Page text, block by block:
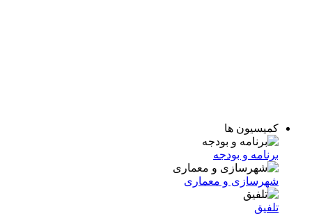
کمیسیون ها
برنامه و بودجه
شهرسازی و معماری
تلفیق